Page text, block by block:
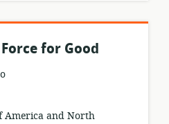
for Good
America and North